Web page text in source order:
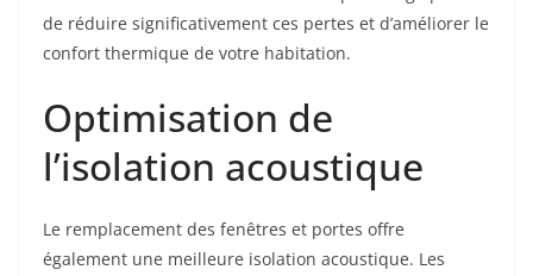
de réduire significativement ces pertes et d’améliorer le
confort thermique de votre habitation.
Optimisation de
l’isolation acoustique
Le remplacement des fenêtres et portes offre
également une meilleure isolation acoustique. Les